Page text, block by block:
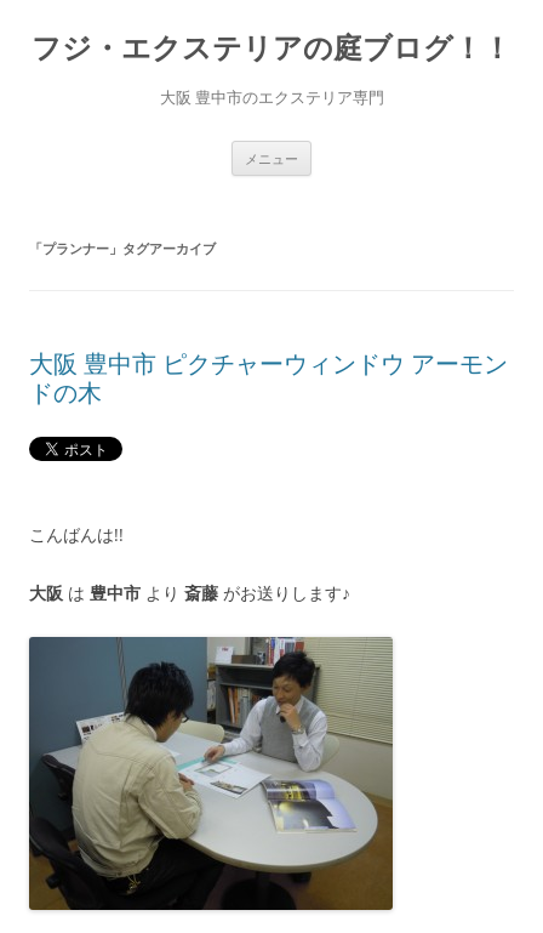
テ
ン
フジ・エクステリアの庭ブログ！！
大阪 豊中市のエクステリア専門
メニュー
「プランナー 」タグアーカイブ
大阪 豊中市 ピクチャーウィンドウ アーモン
ドの木
こんばんは!!
大阪 は 豊中市 より 斎藤 がお送りします♪